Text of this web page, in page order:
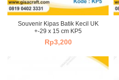
Souvenir Kipas Batik Kecil UK
+-29 x 15 cm KP5
Rp3,200